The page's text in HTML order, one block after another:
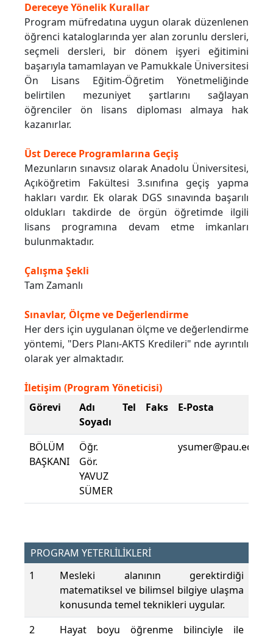
Dereceye Yönelik Kurallar
Program müfredatına uygun olarak düzenlenen
öğrenci kataloglarında yer alan zorunlu dersleri,
seçmeli dersleri, bir dönem işyeri eğitimini
başarıyla tamamlayan ve Pamukkale Üniversitesi
Ön Lisans Eğitim-Öğretim Yönetmeliğinde
belirtilen mezuniyet şartlarını sağlayan
öğrenciler ön lisans diploması almaya hak
kazanırlar.
Üst Derece Programlarına Geçiş
Mezunların sınavsız olarak Anadolu Üniversitesi,
Açıköğretim Fakültesi 3.sınıfına geçiş yapma
hakları vardır. Ek olarak DGS sınavında başarılı
oldukları takdirde de örgün öğretimde ilgili
lisans programına devam etme imkanları
bulunmaktadır.
Çalışma Şekli
Tam Zamanlı
Sınavlar, Ölçme ve Değerlendirme
Her ders için uygulanan ölçme ve değerlendirme
yöntemi, "Ders Planı-AKTS Kredileri" nde ayrıntılı
olarak yer almaktadır.
İletişim (Program Yöneticisi)
Görevi
Adı
Soyadı
Tel Faks E-Posta
BÖLÜM
BAŞKANI
Öğr.
Gör.
YAVUZ
SÜMER
ysumer@pau.edu.tr
PROGRAM YETERLİLİKLERİ
1
Mesleki alanının gerektirdiği
matematiksel ve bilimsel bilgiye ulaşma
konusunda temel teknikleri uygular.
2
Hayat boyu öğrenme bilinciyle ile